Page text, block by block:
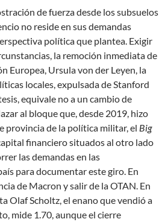
de fuerza desde los subsuelos
no reside en sus demandas
política que plantea. Exigir
la remoción inmediata de
Europea, Ursula von der Leyen, la
locales, expulsada de Stanford
equivale no a un cambio de
al bloque que, desde 2019, hizo
provincia de la política militar, el Big
financiero situados al otro lado
las demandas en las
para documentar este giro. En
de Macron y salir de la OTAN. En
Olaf Scholtz, el enano que vendió a
mide 1.70, aunque el cierre